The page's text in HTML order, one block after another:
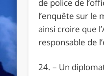
de police de
l’enquête sur le
ainsi croire que
responsable de
24. – Un